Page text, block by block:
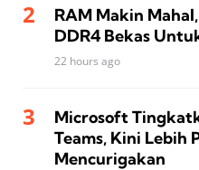
RAM Makin
DDR4 Bekas
22 hours ago
Microsoft
Teams, Kini Lebih
Mencurigakan